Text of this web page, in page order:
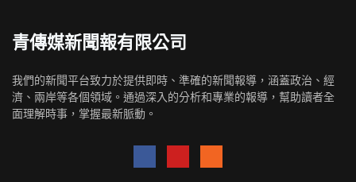
青傳媒新聞報有限公司
我們的新聞平台致力於提供即時、準確的新聞報導，涵蓋政治、經
濟、兩岸等各個領域。通過深入的分析和專業的報導，幫助讀者全
面理解時事，掌握最新脈動。